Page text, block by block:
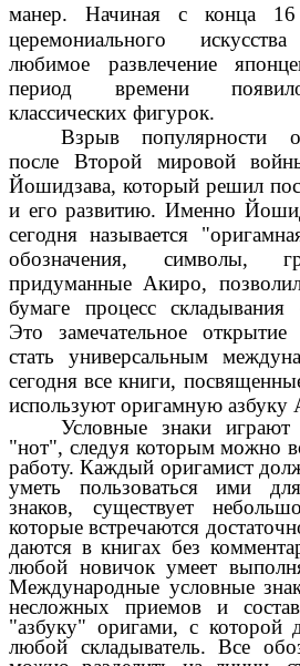
манер.
Начиная с конца
церемониального
любимое развлечение
период времени
классических фигурок.
Взрыв популярности
после Второй мировой
Йошидзава, который решил
и его развитию. Именно
сегодня называется
обозначения, символы,
придуманные Акиро,
бумаге процесс
Это замечательное
стать универсальным
сегодня все книги,
используют оригамную
Условные знаки играют
"нот", следуя которым можно
работу. Каждый оригамист
уметь пользоваться ими
знаков, существует
которые встречаются
даются в книгах без
любой новичок умеет
Международные условные
несложных приемов и
"азбуку" оригами, с которой
любой складыватель. Все